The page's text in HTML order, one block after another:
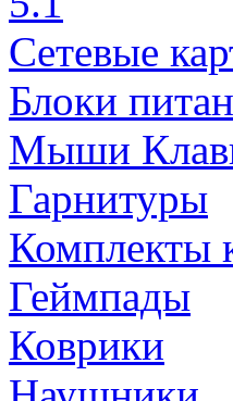
Сетевые
Блоки
Мыши
Гарнитуры
Комплекты
Геймпады
Коврики